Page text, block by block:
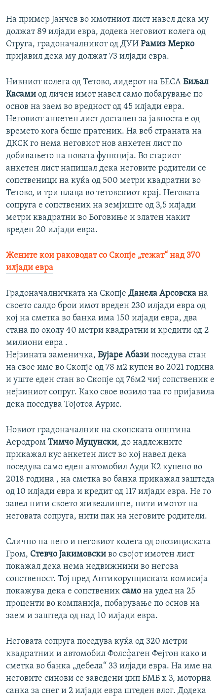
На пример Јанчев во имотниот лист навел дека му
должат 89 илјади евра, додека неговиот колега од
Струга, градоначалникот од ДУИ Рамиз Мерко
пријавил дека му должат 73 илјади евра.
Нивниот колега од Тетово, лидерот на БЕСА Биљал
Касами од личен имот навел само побарување по
основ на заем во вредност од 45 илјади евра.
Неговиот анкетен лист достапен за јавноста е од
времето кога беше пратеник. На веб страната на
ДКСК го нема неговиот нов анкетен лист по
добивањето на новата функција. Во стариот
анкетен лист напишал дека неговите родители се
сопственици на куќа од 500 метри квадратни во
Тетово, и три плаца во тетовскиот крај. Неговата
сопруга е сопственик на земјиште од 3,5 илјади
метри квадратни во Боговиње и златен накит
вреден 20 илјади евра.
Жените кои раководат со Скопје „тежат“ над 370
илјади евра
Градоначалничката на Скопје Данела Арсовска на
своето салдо брои имот вреден 230 илјади евра од
кој на сметка во банка има 150 илјади евра, два
стана по околу 40 метри квадратни и кредити од 2
милиони евра .
Нејзината заменичка, Бујаре Абази поседува стан
на свое име во Скопје од 78 м2 купен во 2021 година
и уште еден стан во Скопје од 76м2 чиј сопственик е
нејзиниот сопруг. Како свое возило таа го пријавила
дека поседува Тојотоа Аурис.
Новиот градоначалник на скопската општина
Аеродром Тимчо Муцунски, до надлежните
прикажал кус анкетен лист во кој навел дека
поседува само еден автомобил Ауди К2 купено во
2018 година , на сметка во банка прикажал заштеда
од 10 илјади евра и кредит од 117 илјади евра. Не го
завел нити своето живеалиште, нити имотот на
неговата сопруга, нити пак на неговите родители.
Слично на него и неговиот колега од опозициската
Гром, Стевчо Јакимовски во својот имотен лист
покажал дека нема недвижнини во негова
сопственост. Тој пред Антикорупциската комисија
покажува дека е сопственик само на удел на 25
проценти во компанија, побарување по основ на
заем и заштеда од над 10 илјади евра.
Неговата сопруга поседува куќа од 320 метри
квадратнии и автомобил Фолсфаген Фејтон како и
сметка во банка „дебела“ 33 илјади евра. На име на
неговите синови се заведени џип БМВ х 3, моторна
санка за снег и 2 илјади евра штеден влог. Додека